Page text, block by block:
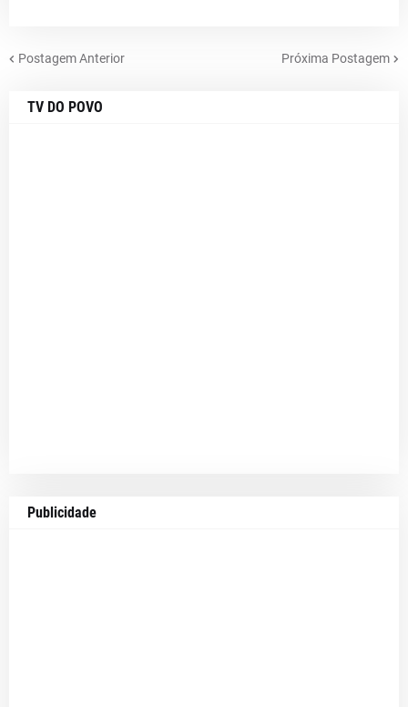
Postagem Anterior Próxima Postagem
TV DO POVO
Publicidade